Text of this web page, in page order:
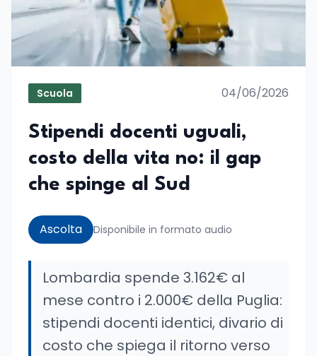
Scuola 04/06/2026
Stipendi docenti uguali,
costo della vita no: il gap
che spinge al Sud
Ascolta Disponibile in formato audio
Lombardia spende 3.162€ al
mese contro i 2.000€ della Puglia:
stipendi docenti identici, divario di
costo che spiega il ritorno verso